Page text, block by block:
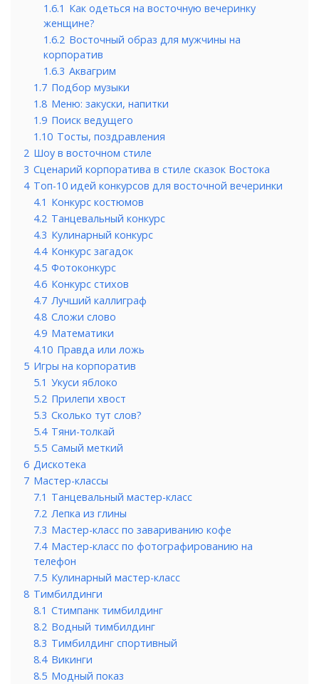
1.6.1 Как одеться на восточную вечеринку
женщине?
1.6.2 Восточный образ для мужчины на
корпоратив
1.6.3 Аквагрим
1.7 Подбор музыки
1.8 Меню: закуски, напитки
1.9 Поиск ведущего
1.10 Тосты, поздравления
2 Шоу в восточном стиле
3 Сценарий корпоратива в стиле сказок Востока
4 Топ-10 идей конкурсов для восточной вечеринки
4.1 Конкурс костюмов
4.2 Танцевальный конкурс
4.3 Кулинарный конкурс
4.4 Конкурс загадок
4.5 Фотоконкурс
4.6 Конкурс стихов
4.7 Лучший каллиграф
4.8 Сложи слово
4.9 Математики
4.10 Правда или ложь
5 Игры на корпоратив
5.1 Укуси яблоко
5.2 Прилепи хвост
5.3 Сколько тут слов?
5.4 Тяни-толкай
5.5 Самый меткий
6 Дискотека
7 Мастер-классы
7.1 Танцевальный мастер-класс
7.2 Лепка из глины
7.3 Мастер-класс по завариванию кофе
7.4 Мастер-класс по фотографированию на
телефон
7.5 Кулинарный мастер-класс
8 Тимбилдинги
8.1 Стимпанк тимбилдинг
8.2 Водный тимбилдинг
8.3 Тимбилдинг спортивный
8.4 Викинги
8.5 Модный показ